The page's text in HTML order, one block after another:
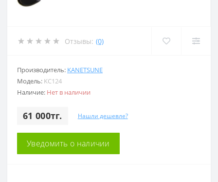
Отзывы: (0)
Производитель: KANETSUNE
Модель: KC124
Наличие: Нет в наличии
61 000тг. Нашли дешевле?
Уведомить о наличии